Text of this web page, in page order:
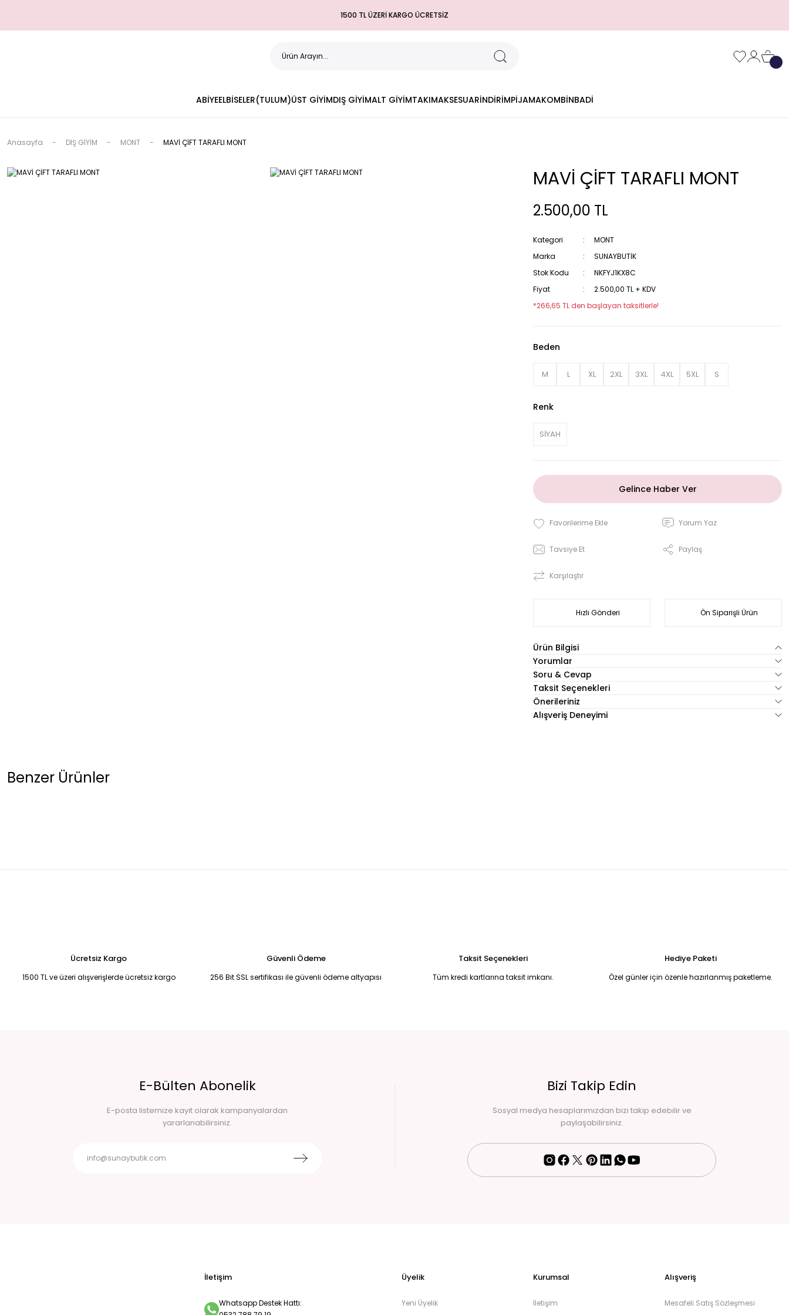
1500 TL ÜZERİ KARGO ÜCRETSİZ
ABİYEELBİSELER(TULUM)ÜST GİYİMDIŞ GİYİMALT GİYİMTAKIMAKSESUARİNDİRİMPİJAMAKOMBİNBADİ
Anasayfa DIŞ GİYİM MONT MAVİ ÇİFT TARAFLI MONT
MAVİ ÇİFT TARAFLI MONT
2.500,00 TL
Kategori
MONT
Marka
SUNAYBUTİK
Stok Kodu
NKFYJ1KX8C
Fiyat
2.500,00 TL + KDV
*266,65 TL den başlayan taksitlerle!
Beden
M L XL 2XL 3XL 4XL 5XL S
Renk
SİYAH
Gelince Haber Ver
Yorum Yaz
Tavsiye Et Paylaş
Karşılaştır
Hızlı Gönderi Ön Siparişli Ürün
Ürün Bilgisi
Yorumlar
Soru & Cevap
Taksit Seçenekleri
Önerileriniz
Alışveriş Deneyimi
Benzer Ürünler
Ücretsiz Kargo
1500 TL ve üzeri alışverişlerde ücretsiz kargo
Güvenli Ödeme
256 Bit SSL sertifikası ile güvenli ödeme altyapısı
Taksit Seçenekleri
Tüm kredi kartlarına taksit imkanı.
Hediye Paketi
Özel günler için özenle hazırlanmış paketleme.
E-Bülten Abonelik
E-posta listemize kayıt olarak kampanyalardan
yararlanabilirsiniz.
Bizi Takip Edin
Sosyal medya hesaplarımızdan bizi takip edebilir ve
paylaşabilirsiniz.
İletişim
Whatsapp Destek Hattı:
Üyelik
Yeni Üyelik
Kurumsal
İletişim
Alışveriş
Mesafeli Satış Sözleşmesi